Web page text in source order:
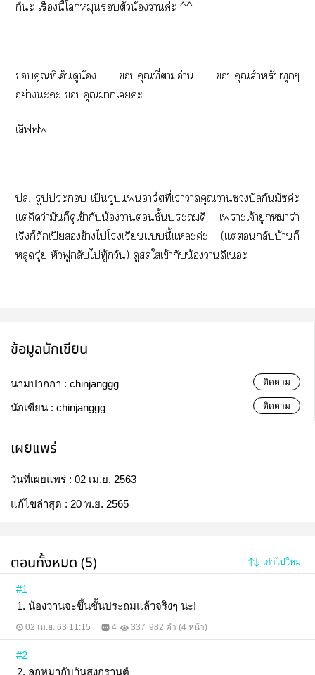
ก็ะ เรื่องนี้โหมุนตัวน้องาค่ะ ^^
คุณที่เอ็นดูน้อง คุณที่าอ่าน คุณสำหรับทุกๆ
อย่างะะ คุณาเค่ะ
เลิฟฟฟ
ปล. รูปะ เป็นรูปแอาร์ตที่เาาคุณาช่วงปัลกันมัซค่ะ
แต่คิดว่ามันก็ดูเข้ากับน้องาชั้นะดี เาะเจ้ายูกหมาร่า
เริงก็ถักเปียข้างไโเรียนแนี้แะค่ะ (แต่กลับบ้านก็
หลุดรุ่ย หัวฟูกลับไทู้กวัน) ดูใเข้ากับน้องาดีเะ
ข้อมูลนักเขียน
นามปากกา : chinjanggg ติดตาม
นักเขียน : chinjanggg ติดตาม
เผยแพร่
วันที่เผยแพร่ : 02 เม.ย. 2563
แก้ไขล่าสุด : 20 พ.ย. 2565
ตอนทั้งหมด (5) เก่าไปใหม่
#1
1. น้องวานจะขึ้นชั้นประถมแล้วจริงๆ นะ!
02 เม.ย. 63 11:15 4 337 982 คำ (4 หน้า)
#2
2. ลูกหมากับวันสงกรานต์